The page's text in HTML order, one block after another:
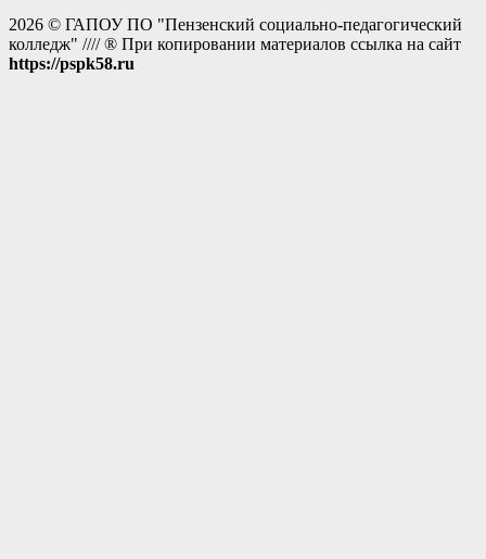
2026 © ГАПОУ ПО "Пензенский социально-педагогический
колледж" //// ® При копировании материалов ссылка на сайт
https://pspk58.ru